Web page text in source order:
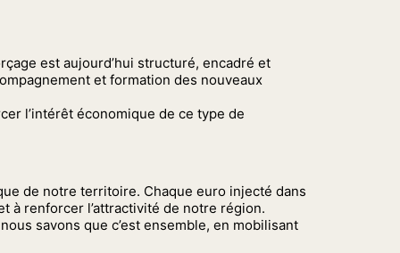
est aujourd’hui structuré, encadré et
et formation des nouveaux
l’intérêt économique de ce type de
de notre territoire. Chaque euro injecté dans
à renforcer l’attractivité de notre région.
savons que c’est ensemble, en mobilisant